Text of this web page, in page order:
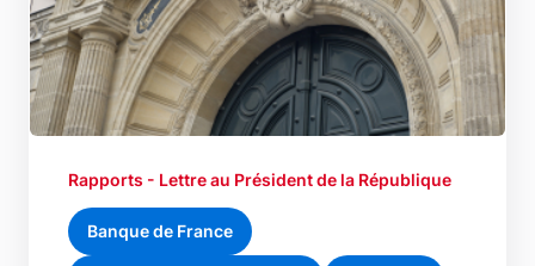
Rapports - Lettre au Président de la République
Banque de France